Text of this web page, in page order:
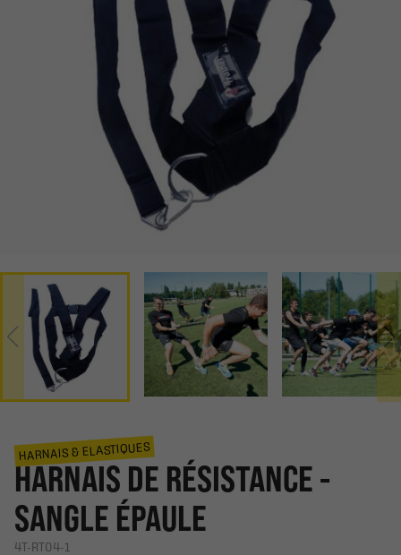
HARNAIS & ELASTIQUES
HARNAIS DE RÉSISTANCE -
SANGLE ÉPAULE
4T-RT04-1